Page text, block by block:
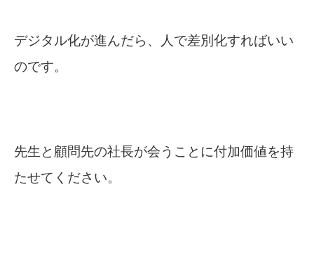
デジタル化が進んだら、人で差別化すればいい
のです。
先生と顧問先の社長が会うことに付加価値を持
たせてください。